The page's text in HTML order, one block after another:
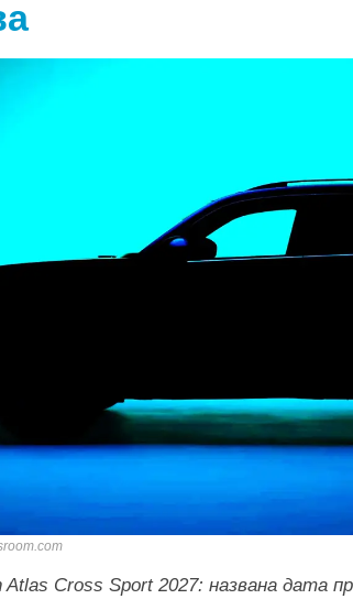
Atlas Cross Sport 2027: названа дата